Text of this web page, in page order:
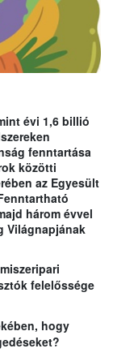
évi 1,6 billió
fenntartása
közötti
az Egyesült
három évvel
Világnapjának
felelőssége
hogy